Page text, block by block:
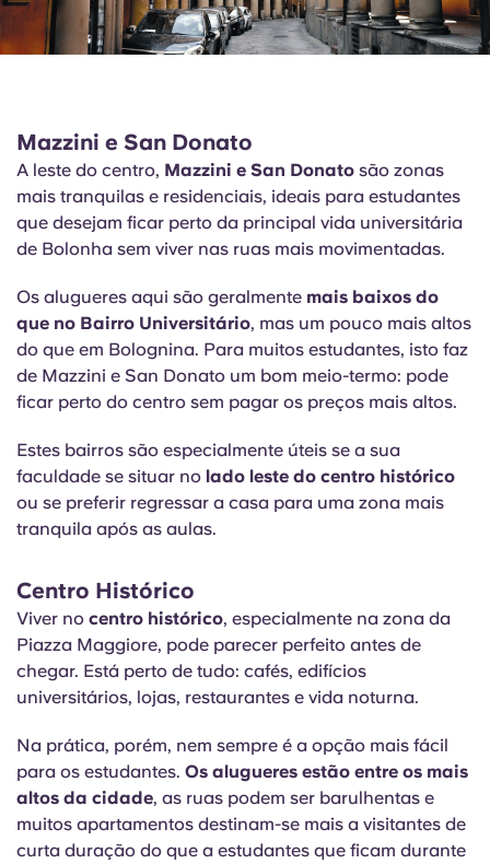
Mazzini e San Donato
A leste do centro, Mazzini e San Donato são zonas
mais tranquilas e residenciais, ideais para estudantes
que desejam ficar perto da principal vida universitária
de Bolonha sem viver nas ruas mais movimentadas.
Os alugueres aqui são geralmente mais baixos do
que no Bairro Universitário, mas um pouco mais altos
do que em Bolognina. Para muitos estudantes, isto faz
de Mazzini e San Donato um bom meio-termo: pode
ficar perto do centro sem pagar os preços mais altos.
Estes bairros são especialmente úteis se a sua
faculdade se situar no lado leste do centro histórico
ou se preferir regressar a casa para uma zona mais
tranquila após as aulas.
Centro Histórico
Viver no centro histórico, especialmente na zona da
Piazza Maggiore, pode parecer perfeito antes de
chegar. Está perto de tudo: cafés, edifícios
universitários, lojas, restaurantes e vida noturna.
Na prática, porém, nem sempre é a opção mais fácil
para os estudantes. Os alugueres estão entre os mais
altos da cidade, as ruas podem ser barulhentas e
muitos apartamentos destinam-se mais a visitantes de
curta duração do que a estudantes que ficam durante